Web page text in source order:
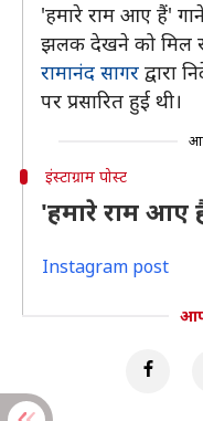
'हमारे राम आए हैं'
झलक देखने को मिल
रामानंद सागर द्वारा
पर प्रसारित हुई थी।
इंस्टाग्राम पोस्ट
'हमारे राम आए
Instagram post